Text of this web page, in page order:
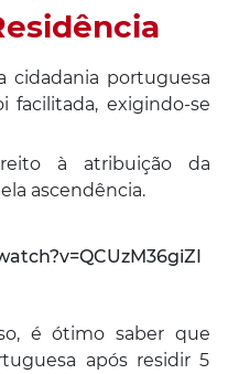
cidadania portuguesa
facilitada, exigindo-se
à atribuição da
ascendência.
é ótimo saber que
após residir 5